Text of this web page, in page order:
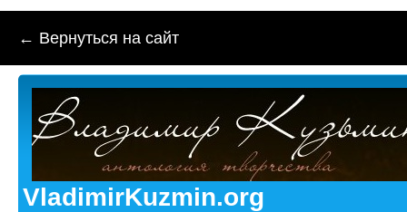
← Вернуться на сайт
VladimirKuzmin.org